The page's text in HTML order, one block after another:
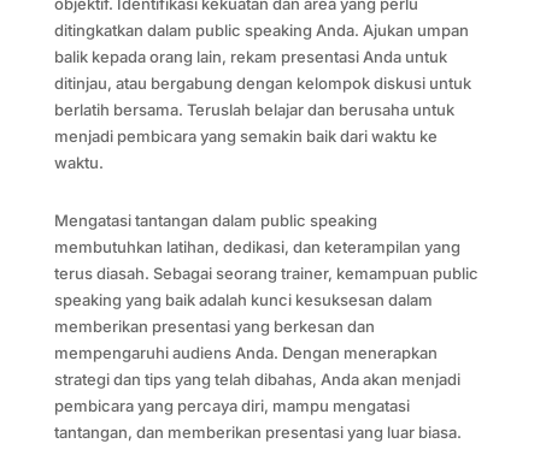
ditingkatkan dalam public speaking Anda. Ajukan umpan
balik kepada orang lain, rekam presentasi Anda untuk
ditinjau, atau bergabung dengan kelompok diskusi untuk
berlatih bersama. Teruslah belajar dan berusaha untuk
menjadi pembicara yang semakin baik dari waktu ke
waktu.
Mengatasi tantangan dalam public speaking
membutuhkan latihan, dedikasi, dan keterampilan yang
terus diasah. Sebagai seorang trainer, kemampuan public
speaking yang baik adalah kunci kesuksesan dalam
memberikan presentasi yang berkesan dan
mempengaruhi audiens Anda. Dengan menerapkan
strategi dan tips yang telah dibahas, Anda akan menjadi
pembicara yang percaya diri, mampu mengatasi
tantangan, dan memberikan presentasi yang luar biasa.